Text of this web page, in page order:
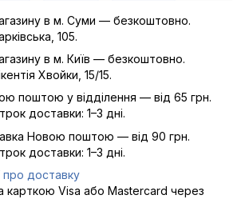
в м. Суми — безкоштовно.
105.
в м. Київ — безкоштовно.
Хвойки, 15/15.
поштою у відділення — від 65 грн.
доставки: 1–3 дні.
Новою поштою — від 90 грн.
доставки: 1–3 дні.
про доставку
карткою Visa або Mastercard через